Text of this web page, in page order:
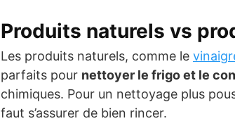
Produits naturels vs
Les produits naturels, comme le
parfaits pour nettoyer le frigo et le
chimiques. Pour un nettoyage plus
faut s’assurer de bien rincer.